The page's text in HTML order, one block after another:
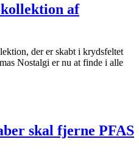
af
der er skabt i krydsfeltet
Nostalgi er nu at finde i alle
skal fjerne PFAS